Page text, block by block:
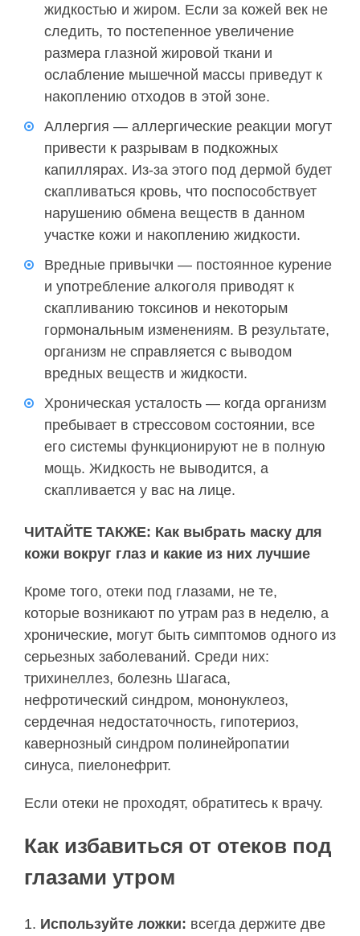
жидкостью и жиром. Если за кожей век не
следить, то постепенное увеличение
размера глазной жировой ткани и
ослабление мышечной массы приведут к
накоплению отходов в этой зоне.
Аллергия — аллергические реакции могут
привести к разрывам в подкожных
капиллярах. Из-за этого под дермой будет
скапливаться кровь, что поспособствует
нарушению обмена веществ в данном
участке кожи и накоплению жидкости.
Вредные привычки — постоянное курение
и употребление алкоголя приводят к
скапливанию токсинов и некоторым
гормональным изменениям. В результате,
организм не справляется с выводом
вредных веществ и жидкости.
Хроническая усталость — когда организм
пребывает в стрессовом состоянии, все
его системы функционируют не в полную
мощь. Жидкость не выводится, а
скапливается у вас на лице.
ЧИТАЙТЕ ТАКЖЕ: Как выбрать маску для
кожи вокруг глаз и какие из них лучшие
Кроме того, отеки под глазами, не те,
которые возникают по утрам раз в неделю, а
хронические, могут быть симптомов одного из
серьезных заболеваний. Среди них:
трихинеллез, болезнь Шагаса,
нефротический синдром, мононуклеоз,
сердечная недостаточность, гипотериоз,
кавернозный синдром полинейропатии
синуса, пиелонефрит.
Если отеки не проходят, обратитесь к врачу.
Как избавиться от отеков под
глазами утром
Используйте ложки: всегда держите две